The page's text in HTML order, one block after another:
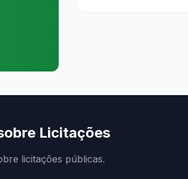
Licitações
licitações públicas.